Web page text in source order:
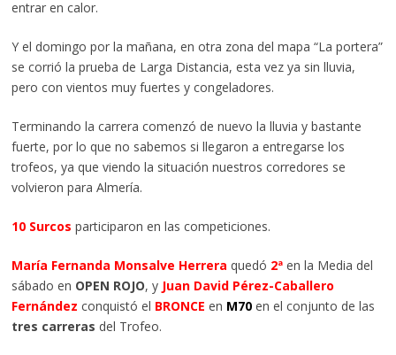
entrar en calor.
Y el domingo por la mañana, en otra zona del mapa “La portera”
se corrió la prueba de Larga Distancia, esta vez ya sin lluvia,
pero con vientos muy fuertes y congeladores.
Terminando la carrera comenzó de nuevo la lluvia y bastante
fuerte, por lo que no sabemos si llegaron a entregarse los
trofeos, ya que viendo la situación nuestros corredores se
volvieron para Almería.
10 Surcos participaron en las competiciones.
María Fernanda Monsalve Herrera quedó 2ªen la Media del
sábado en OPEN ROJO, y Juan David Pérez-Caballero
Fernández conquistó el BRONCE en M70 en el conjunto de las
tres carreras del Trofeo.